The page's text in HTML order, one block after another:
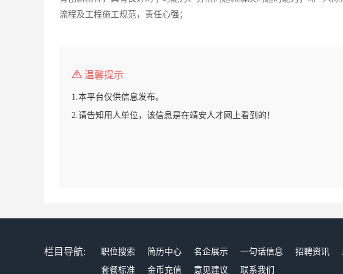
流程及工程施工规范，责任心强；
温馨提示
1.本平台仅供信息发布。
2.请告知用人单位，该信息是在靖安人才网上看到的！
栏目导航: 职位搜索 简历中心 名企展示 一句话信息 招聘资讯
套餐标准
金币充值 意见建议 联系我们